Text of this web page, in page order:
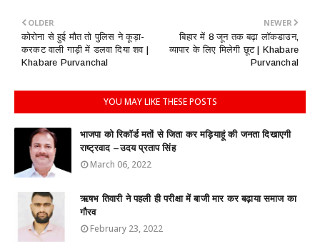
NEWER
बिहार में 8 जून तक बढ़ा लॉकडाउन,
व्यापार के लिए मिलेगी छूट | Khabare
Purvanchal
OLDER
कोरोना से हुई मौत तो पुलिस ने कूड़ा-
करकट वाली गाड़ी में डलवा दिया शव |
Khabare Purvanchal
YOU MAY LIKE THESE POSTS
भाजपा को रिकॉर्ड मतों से जिता कर मड़ियाहूं की जनता दिखाएगी
राष्ट्रवाद –उदय प्रताप सिंह
March 06, 2022
ऋषभ तिवारी ने पहली ही परीक्षा में बाजी मार कर बढ़ाया समाज का
गौरव
February 23, 2022